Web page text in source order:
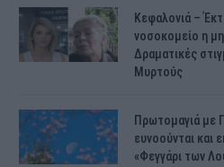
Κεφαλονιά –
νοσοκομείο η
Δραματικές
Μυρτούς
Πρωτομαγιά με
ευνοούνται και
«Φεγγάρι των